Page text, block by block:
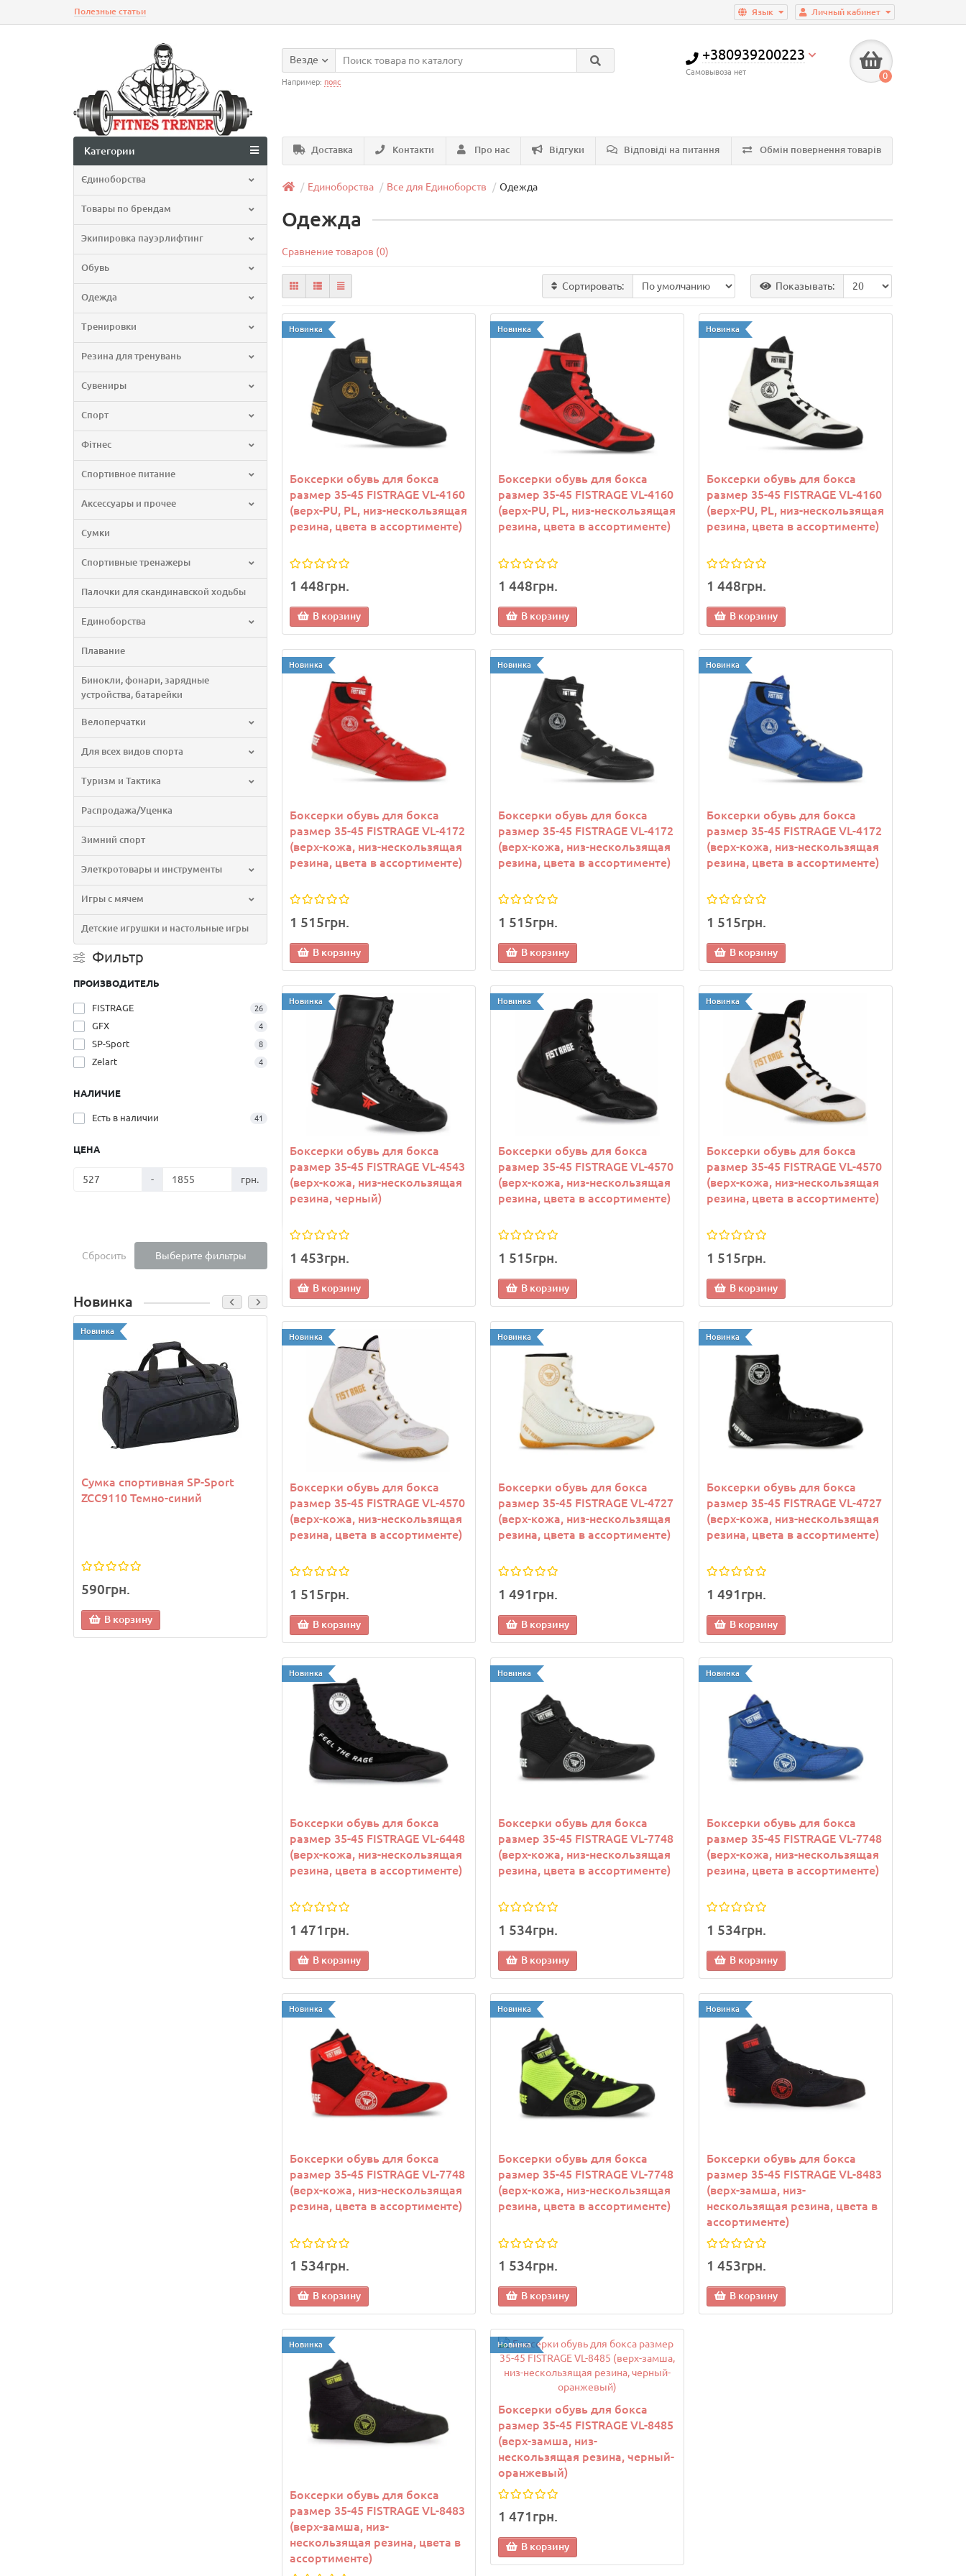
Личный кабинет
Язык
Полезные статьи
+380939200223
Самовывоза нет 0
Везде
Например: пояс
Доставка Контакти Про нас Відгуки Відповіді на питання Обмін повернення товарів
Категории
Єдиноборства
Товары по брендам
Экипировка пауэрлифтинг
Обувь
Одежда
Тренировки
Резина для тренувань
Сувениры
Спорт
Фітнес
Спортивное питание
Аксессуары и прочее
Сумки
Спортивные тренажеры
Палочки для скандинавской ходьбы
Единоборства
Плавание
Бинокли, фонари, зарядные
устройства, батарейки
Велоперчатки
Для всех видов спорта
Туризм и Тактика
Распродажа/Уценка
Зимний спорт
Элеткротовары и инструменты
Игры с мячем
Детские игрушки и настольные игры
Единоборства Все для Единоборств Одежда
Фильтр
ПРОИЗВОДИТЕЛЬ
FISTRAGE 26
GFX 4
SP-Sport 8
Zelart 4
НАЛИЧИЕ
Есть в наличии 41
ЦЕНА
- грн.
Сбросить Выберите фильтры
Новинка
Новинка
Сумка спортивная SP-Sport
ZCC9110 Темно-синий
590грн.
В корзину
Новинка
Козырек теннисный женский
Joma 400635-002 Оранжевый
1 139грн.
В корзину
Новинка
Козырек теннисный женский
Joma 400635-002 Бирюзовый
1 139грн.
В корзину
Новинка
Снарядные перчатки-блинчики
для бокса FLEX FISTRAGE VL-
6495 (р-р S-XL, черный)
902грн.
В корзину
Одежда
Сравнение товаров (0)
Сортировать: Показывать:
Новинка
Боксерки обувь для бокса
размер 35-45 FISTRAGE VL-4160
(верх-PU, PL, низ-нескользящая
резина, цвета в ассортименте)
1 448грн.
В корзину
Новинка
Боксерки обувь для бокса
размер 35-45 FISTRAGE VL-4160
(верх-PU, PL, низ-нескользящая
резина, цвета в ассортименте)
1 448грн.
В корзину
Новинка
Боксерки обувь для бокса
размер 35-45 FISTRAGE VL-4160
(верх-PU, PL, низ-нескользящая
резина, цвета в ассортименте)
1 448грн.
В корзину
Новинка
Боксерки обувь для бокса
размер 35-45 FISTRAGE VL-4172
(верх-кожа, низ-нескользящая
резина, цвета в ассортименте)
1 515грн.
В корзину
Новинка
Боксерки обувь для бокса
размер 35-45 FISTRAGE VL-4172
(верх-кожа, низ-нескользящая
резина, цвета в ассортименте)
1 515грн.
В корзину
Новинка
Боксерки обувь для бокса
размер 35-45 FISTRAGE VL-4172
(верх-кожа, низ-нескользящая
резина, цвета в ассортименте)
1 515грн.
В корзину
Новинка
Боксерки обувь для бокса
размер 35-45 FISTRAGE VL-4543
(верх-кожа, низ-нескользящая
резина, черный)
1 453грн.
В корзину
Новинка
Боксерки обувь для бокса
размер 35-45 FISTRAGE VL-4570
(верх-кожа, низ-нескользящая
резина, цвета в ассортименте)
1 515грн.
В корзину
Новинка
Боксерки обувь для бокса
размер 35-45 FISTRAGE VL-4570
(верх-кожа, низ-нескользящая
резина, цвета в ассортименте)
1 515грн.
В корзину
Новинка
Боксерки обувь для бокса
размер 35-45 FISTRAGE VL-4570
(верх-кожа, низ-нескользящая
резина, цвета в ассортименте)
1 515грн.
В корзину
Новинка
Боксерки обувь для бокса
размер 35-45 FISTRAGE VL-4727
(верх-кожа, низ-нескользящая
резина, цвета в ассортименте)
1 491грн.
В корзину
Новинка
Боксерки обувь для бокса
размер 35-45 FISTRAGE VL-4727
(верх-кожа, низ-нескользящая
резина, цвета в ассортименте)
1 491грн.
В корзину
Новинка
Боксерки обувь для бокса
размер 35-45 FISTRAGE VL-6448
(верх-кожа, низ-нескользящая
резина, цвета в ассортименте)
1 471грн.
В корзину
Новинка
Боксерки обувь для бокса
размер 35-45 FISTRAGE VL-7748
(верх-кожа, низ-нескользящая
резина, цвета в ассортименте)
1 534грн.
В корзину
Новинка
Боксерки обувь для бокса
размер 35-45 FISTRAGE VL-7748
(верх-кожа, низ-нескользящая
резина, цвета в ассортименте)
1 534грн.
В корзину
Новинка
Боксерки обувь для бокса
размер 35-45 FISTRAGE VL-7748
(верх-кожа, низ-нескользящая
резина, цвета в ассортименте)
1 534грн.
В корзину
Новинка
Боксерки обувь для бокса
размер 35-45 FISTRAGE VL-7748
(верх-кожа, низ-нескользящая
резина, цвета в ассортименте)
1 534грн.
В корзину
Новинка
Боксерки обувь для бокса
размер 35-45 FISTRAGE VL-8483
(верх-замша, низ-
нескользящая резина, цвета в
ассортименте)
1 453грн.
В корзину
Новинка
Боксерки обувь для бокса
размер 35-45 FISTRAGE VL-8483
(верх-замша, низ-
нескользящая резина, цвета в
ассортименте)
Новинка
Боксерки обувь для бокса
размер 35-45 FISTRAGE VL-8485
(верх-замша, низ-
нескользящая резина, черный-
оранжевый)
1 471грн.
В корзину